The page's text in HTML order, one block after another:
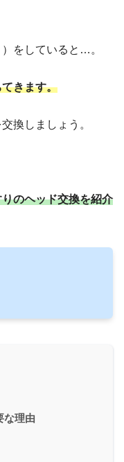
をしていると…。
きます。
換しましょう。
のヘッド交換を紹介
理由